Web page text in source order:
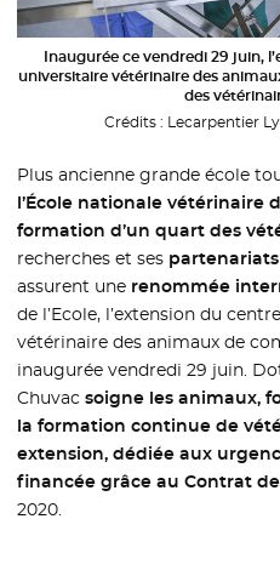
Inaugurée ce vendredi 29 juin,
universitaire vétérinaire des
des
Crédits : Lecarpentier
Plus ancienne grande école
l’École nationale vétérinaire
formation d’un quart des
recherches et ses partenariats
assurent une renommée
de l’Ecole, l’extension du
vétérinaire des animaux de
inaugurée vendredi 29 juin.
Chuvacsoigne les animaux,
la formation continue de
extension, dédiée aux
financée grâce au Contrat
2020.